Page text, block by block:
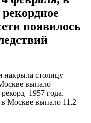
появилось
накрыла столицу
выпало
1957 года.
в Москве выпало 11,2